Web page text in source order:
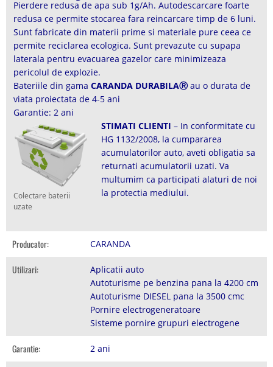
Pierdere redusa de apa sub 1g/Ah. Autodescarcare foarte
redusa ce permite stocarea fara reincarcare timp de 6 luni.
Sunt fabricate din materii prime si materiale pure ceea ce
permite reciclarea ecologica. Sunt prevazute cu supapa
laterala pentru evacuarea gazelor care minimizeaza
pericolul de explozie.
Bateriile din gama CARANDA DURABILAⓇau o durata de
viata proiectata de 4-5 ani
Garantie: 2 ani
Colectare baterii
uzate
STIMATI CLIENTI – In conformitate cu
HG 1132/2008, la cumpararea
acumulatorilor auto, aveti obligatia sa
returnati acumulatorii uzati. Va
multumim ca participati alaturi de noi
la protectia mediului.
Producator: CARANDA
Utilizari:
Aplicatii auto
Autoturisme pe benzina pana la 4200 cm
Autoturisme DIESEL pana la 3500 cmc
Pornire electrogeneratoare
Sisteme pornire grupuri electrogene
Garantie: 2 ani